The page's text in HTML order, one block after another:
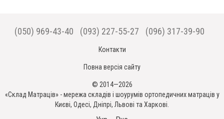
(050) 969-43-40 (093) 227-55-27 (096) 317-39-90
Контакти
Повна версія сайту
© 2014—2026
«Склад Матраців» - мережа складів і шоурумів ортопедичних матраців у
Києві, Одесі, Дніпрі, Львові та Харкові.